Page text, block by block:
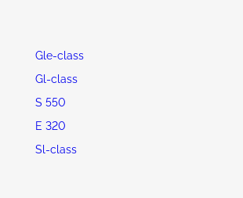
Gle-class
Gl-class
S 550
E 320
Sl-class